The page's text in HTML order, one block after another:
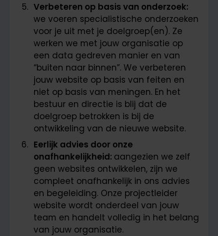
Verbeteren op basis van onderzoek:
we voeren specialistische onderzoeken
voor je uit met je doelgroep(en). Ze
werken we met jouw organisatie op
een data gedreven manier en van
“buiten naar binnen”. We verbeteren
jouw website op basis van feiten en
niet op basis van meningen. En het
bestuur en directie is blij dat de
doelgroep betrokken is bij de
ontwikkeling van de nieuwe website.
Eerlijk advies door onze
onafhankelijkheid: aangezien we zelf
geen websites ontwikkelen, zijn we
compleet onafhankelijk in ons advies
en begeleiding. Onze projectleider
website wordt onderdeel van jouw
team en handelt volledig in het belang
van jouw organisatie.